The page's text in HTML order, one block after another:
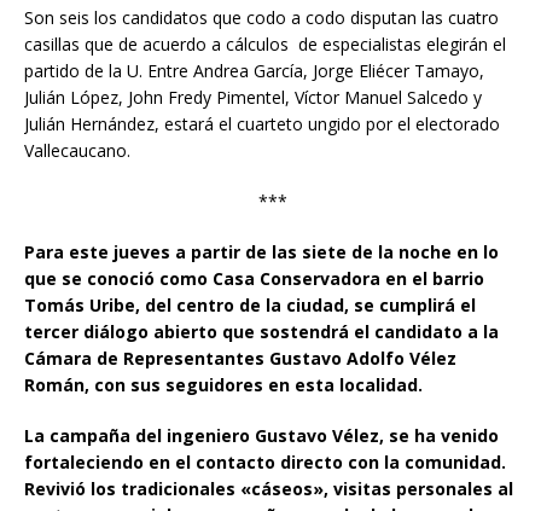
Son seis los candidatos que codo a codo disputan las cuatro
casillas que de acuerdo a cálculos de especialistas elegirán el
partido de la U. Entre Andrea García, Jorge Eliécer Tamayo,
Julián López, John Fredy Pimentel, Víctor Manuel Salcedo y
Julián Hernández, estará el cuarteto ungido por el electorado
Vallecaucano.
***
Para este jueves a partir de las siete de la noche en lo
que se conoció como Casa Conservadora en el barrio
Tomás Uribe, del centro de la ciudad, se cumplirá el
tercer diálogo abierto que sostendrá el candidato a la
Cámara de Representantes Gustavo Adolfo Vélez
Román, con sus seguidores en esta localidad.
La campaña del ingeniero Gustavo Vélez, se ha venido
fortaleciendo en el contacto directo con la comunidad.
Revivió los tradicionales «cáseos», visitas personales al